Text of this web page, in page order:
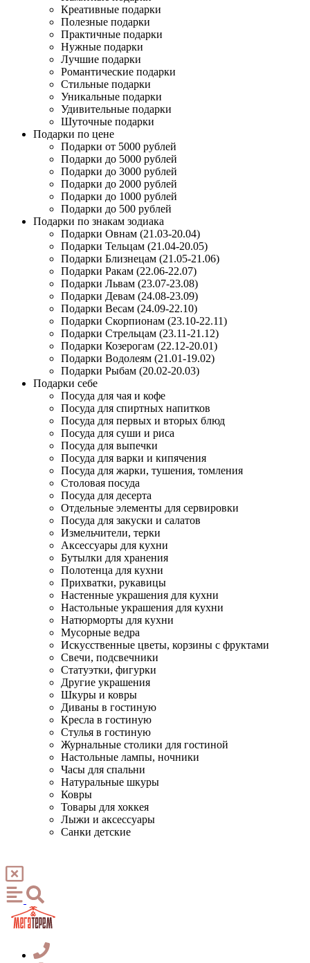
Креативные подарки
Полезные подарки
Практичные подарки
Нужные подарки
Лучшие подарки
Романтические подарки
Стильные подарки
Уникальные подарки
Удивительные подарки
Шуточные подарки
Подарки по цене
Подарки от 5000 рублей
Подарки до 5000 рублей
Подарки до 3000 рублей
Подарки до 2000 рублей
Подарки до 1000 рублей
Подарки до 500 рублей
Подарки по знакам зодиака
Подарки Овнам (21.03-20.04)
Подарки Тельцам (21.04-20.05)
Подарки Близнецам (21.05-21.06)
Подарки Ракам (22.06-22.07)
Подарки Львам (23.07-23.08)
Подарки Девам (24.08-23.09)
Подарки Весам (24.09-22.10)
Подарки Скорпионам (23.10-22.11)
Подарки Стрельцам (23.11-21.12)
Подарки Козерогам (22.12-20.01)
Подарки Водолеям (21.01-19.02)
Подарки Рыбам (20.02-20.03)
Подарки себе
Посуда для чая и кофе
Посуда для спиртных напитков
Посуда для первых и вторых блюд
Посуда для суши и риса
Посуда для выпечки
Посуда для варки и кипячения
Посуда для жарки, тушения, томления
Столовая посуда
Посуда для десерта
Отдельные элементы для сервировки
Посуда для закуски и салатов
Измельчители, терки
Аксессуары для кухни
Бутылки для хранения
Полотенца для кухни
Прихватки, рукавицы
Настенные украшения для кухни
Настольные украшения для кухни
Натюрморты для кухни
Мусорные ведра
Искусственные цветы, корзины с фруктами
Свечи, подсвечники
Статуэтки, фигурки
Другие украшения
Шкуры и ковры
Диваны в гостиную
Кресла в гостиную
Стулья в гостиную
Журнальные столики для гостиной
Настольные лампы, ночники
Часы для спальни
Натуральные шкуры
Ковры
Товары для хоккея
Лыжи и аксессуары
Санки детские